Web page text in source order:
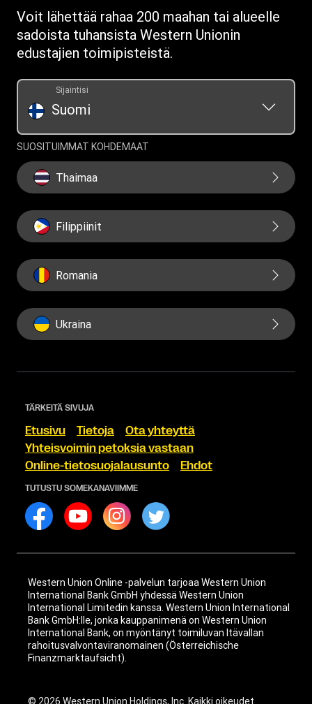
Voit lähettää rahaa 200 maahan tai alueelle
sadoista tuhansista Western Unionin
edustajien toimipisteistä.
Suomi
Sijaintisi
SUOSITUIMMAT KOHDEMAAT
Thaimaa
Filippiinit
Romania
Ukraina
TÄRKEITÄ SIVUJA
Etusivu Tietoja
Ota yhteyttä
Yhteisvoimin petoksia vastaan
Online-tietosuojalausunto
Ehdot
TUTUSTU SOMEKANAVIIMME
Western Union Online -palvelun tarjoaa Western Union
International Bank GmbH yhdessä Western Union
International Limitedin kanssa. Western Union International
Bank GmbH:lle, jonka kauppanimenä on Western Union
International Bank, on myöntänyt toimiluvan Itävallan
rahoitusvalvontaviranomainen (Österreichische
Finanzmarktaufsicht).
© 2026 Western Union Holdings, Inc. Kaikki oikeudet